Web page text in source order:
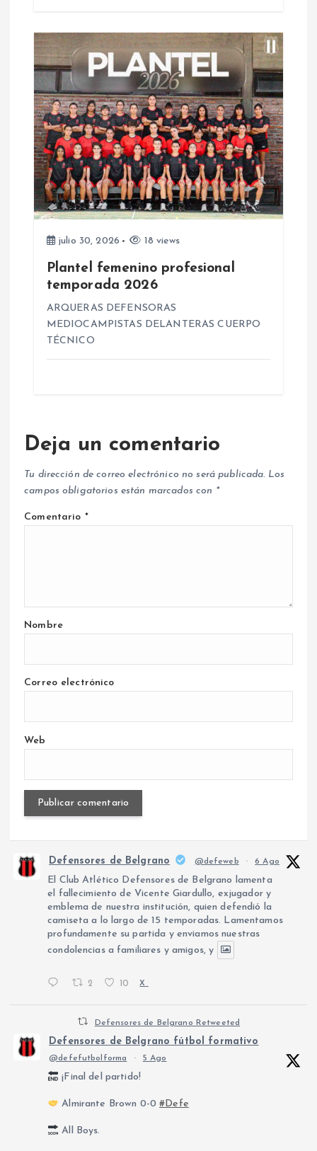
d
a
s
julio 30, 2026 18 views
Plantel femenino profesional
temporada 2026
ARQUERAS DEFENSORAS
MEDIOCAMPISTAS DELANTERAS CUERPO
TÉCNICO
Deja un comentario
Tu dirección de correo electrónico no será publicada. Los
campos obligatorios están marcados con *
Comentario *
Nombre
Correo electrónico
Web
Defensores de Belgrano @defeweb · 6 Ago
El Club Atlético Defensores de Belgrano lamenta
el fallecimiento de Vicente Giardullo, exjugador y
emblema de nuestra institución, quien defendió la
camiseta a lo largo de 15 temporadas. Lamentamos
profundamente su partida y enviamos nuestras
condolencias a familiares y amigos, y
2 10 X
Defensores de Belgrano Retweeted
Defensores de Belgrano fútbol formativo
@defefutbolforma · 5 Ago
¡Final del partido!
Almirante Brown 0-0#Defe
All Boys.